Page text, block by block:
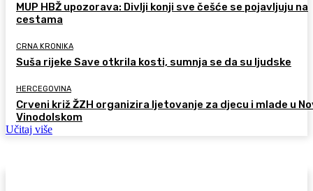
MUP HBŽ upozorava: Divlji konji sve češće se pojavljuju na
cestama
CRNA KRONIKA
Suša rijeke Save otkrila kosti, sumnja se da su ljudske
HERCEGOVINA
Crveni križ ŽZH organizira ljetovanje za djecu i mlade u
Vinodolskom
Učitaj više